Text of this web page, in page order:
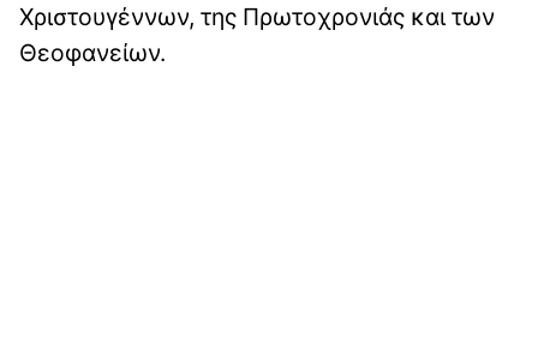
Χριστουγέννων, της Πρωτοχρονιάς και των
Θεοφανείων.